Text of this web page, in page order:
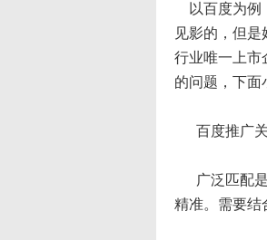
以百度为例
见影的，但
行业唯一上市
的问题，下面
百度推广关
广泛匹配是
精准。需要结